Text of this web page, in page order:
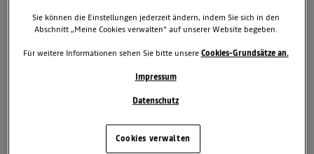
Sie können die Einstellungen jederzeit ändern, indem Sie sich in den
Abschnitt „Meine Cookies verwalten“ auf unserer Website begeben.
Für weitere Informationen sehen Sie bitte unsereCookies-Grundsätze an.
Impressum
Datenschutz
Cookies verwalten